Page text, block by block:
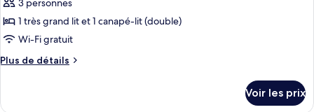
(View)
type
de
chambre :
Majestueuse,
1 très grand lit et 1 canapé-lit (double)
Wi-Fi gratuit
Plus de détails
Plus
Voir les prix